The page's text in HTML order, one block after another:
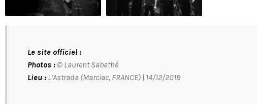
Le site officiel :
Photos :© Laurent Sabathé
Lieu : L’Astrada (Marciac, FRANCE) | 14/12/2019